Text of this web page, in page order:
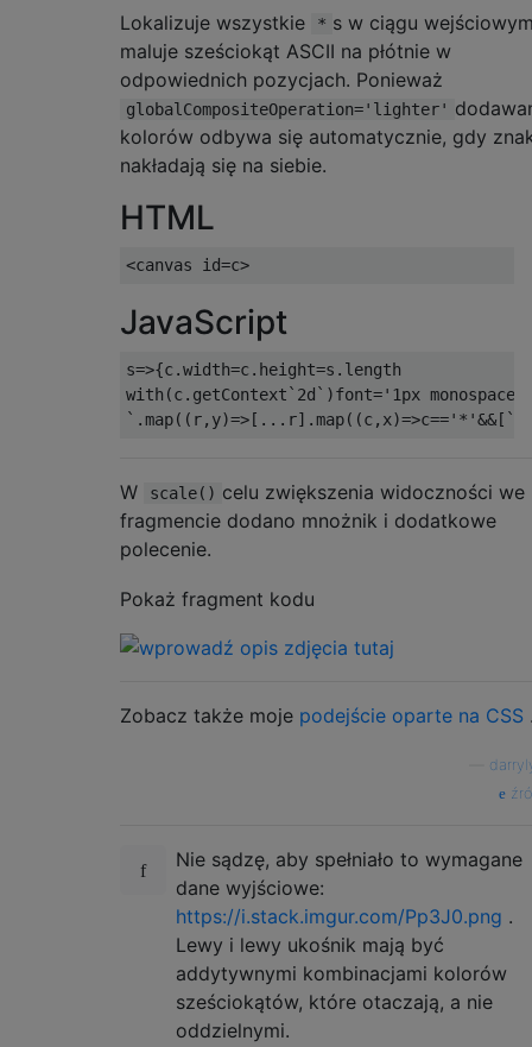
Lokalizuje wszystkie * s w ciągu
maluje sześciokąt ASCII na płótnie w
odpowiednich pozycjach. Ponieważ
globalCompositeOperation='lighter'
kolorów odbywa się automatycznie, gdy
nakładają się na siebie.
HTML
JavaScript
s=>{c.width=c.height=s.length
with(c.getContext`2d`)font='1px
W scale() celu zwiększenia widoczności we
fragmencie dodano mnożnik i dodatkowe
polecenie.
Pokaż fragment kodu
Zobacz także moje podejście oparte na CSS
Nie sądzę, aby spełniało to wymagane
dane wyjściowe:
https://i.stack.imgur.com/Pp3J0.png .
Lewy i lewy ukośnik mają być
addytywnymi kombinacjami kolorów
sześciokątów, które otaczają, a nie
oddzielnymi.